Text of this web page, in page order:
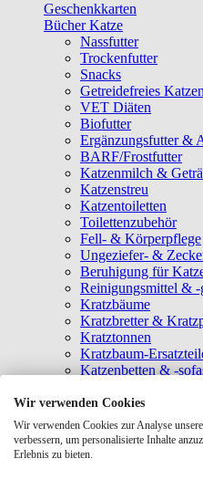
Geschenkkarten
Bücher Katze
Nassfutter
Trockenfutter
Snacks
Getreidefreies
VET Diäten
Biofutter
Ergänzungsfutter &
BARF/Frostfutter
Katzenmilch &
Katzenstreu
Katzentoiletten
Toilettenzubehör
Fell- & Körperpflege
Ungeziefer- &
Beruhigung für
Reinigungsmittel & -
Kratzbäume
Kratzbretter &
Kratztonnen
Kratzbaum-
Katzenbetten & -
Katzenhäuser
Hängematten &
Katzendecken & -
Baldrian- &
Wir verwenden Cookies
Wir verwenden Cookies zur Analyse
verbessern, um personalisierte Inhalte
Erlebnis zu bieten.